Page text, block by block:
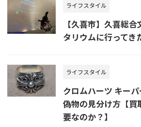
ライフスタイル
【久喜市】久喜総
タリウムに行ってき
ライフスタイル
クロムハーツ キー
偽物の見分け方【買
要なのか？】